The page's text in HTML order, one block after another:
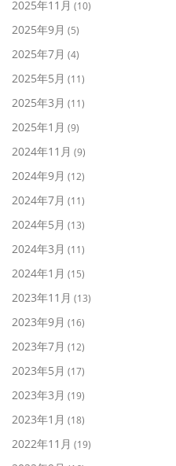
2025年11月 (10)
2025年9月 (5)
2025年7月 (4)
2025年5月 (11)
2025年3月 (11)
2025年1月 (9)
2024年11月 (9)
2024年9月 (12)
2024年7月 (11)
2024年5月 (13)
2024年3月 (11)
2024年1月 (15)
2023年11月 (13)
2023年9月 (16)
2023年7月 (12)
2023年5月 (17)
2023年3月 (19)
2023年1月 (18)
2022年11月 (19)